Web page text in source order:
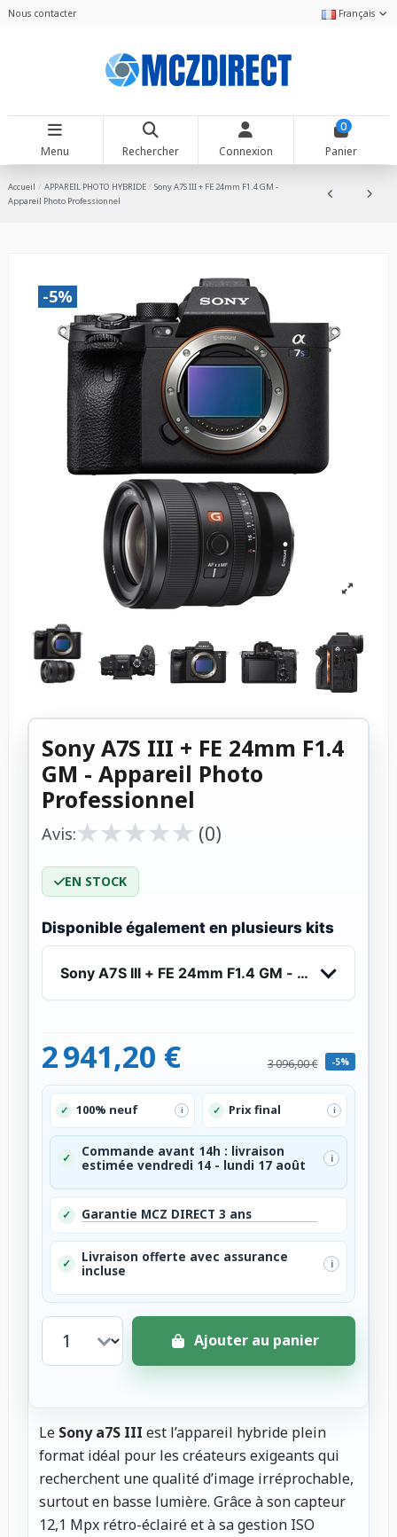
Nous contacter Français
Menu Rechercher Connexion
0
Panier
Accueil APPAREIL PHOTO HYBRIDE
Sony A7S III + FE 24mm F1.4 GM -
Appareil Photo Professionnel
-5%
Sony A7S III + FE 24mm F1.4
GM - Appareil Photo
Professionnel
Avis:★
★★
★★
★★
★★
★ (0)
EN STOCK
Disponible également en plusieurs kits
Sony A7S III + FE 24mm F1.4 GM - Appareil
2 941,20 € 3 096,00 € -5%
✓ 100% neuf i ✓ Prix final i
✓
Commande avant 14h : livraison
estimée vendredi 14 - lundi 17 août
i
✓ Garantie MCZ DIRECT 3 ans
✓
Livraison offerte avec assurance
incluse
i
Ajouter au panier
Le Sony a7S III est l’appareil hybride plein
format idéal pour les créateurs exigeants qui
recherchent une qualité d’image irréprochable,
surtout en basse lumière. Grâce à son capteur
12,1 Mpx rétro-éclairé et à sa gestion ISO